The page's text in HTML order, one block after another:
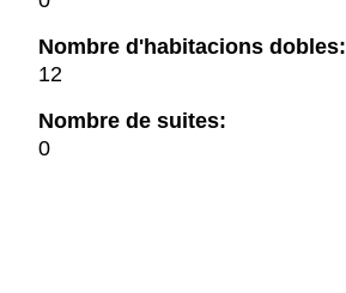
Nombre d'habitacions dobles:
12
Nombre de suites:
0